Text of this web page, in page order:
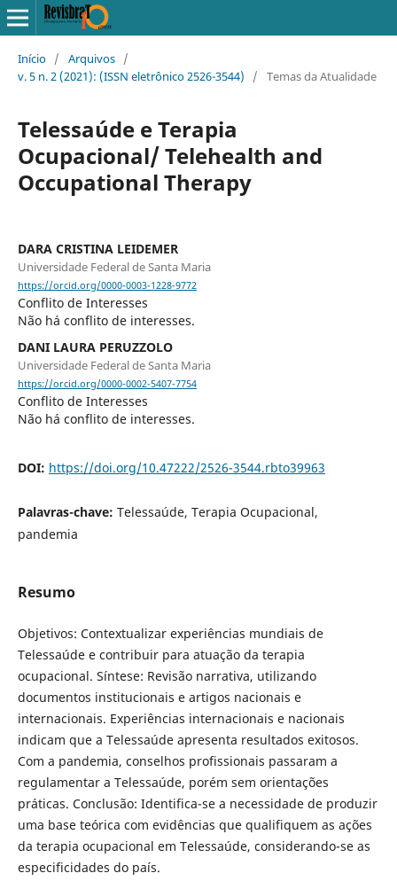
Início / Arquivos /
v. 5 n. 2 (2021): (ISSN eletrônico 2526-3544)
/ Temas da Atualidade
Telessaúde e Terapia
Ocupacional/ Telehealth and
Occupational Therapy
DARA CRISTINA LEIDEMER
Universidade Federal de Santa Maria
https://orcid.org/0000-0003-1228-9772
Conflito de Interesses
Não há conflito de interesses.
DANI LAURA PERUZZOLO
Universidade Federal de Santa Maria
https://orcid.org/0000-0002-5407-7754
Conflito de Interesses
Não há conflito de interesses.
DOI: https://doi.org/10.47222/2526-3544.rbto39963
Palavras-chave: Telessaúde, Terapia Ocupacional,
pandemia
Resumo
Objetivos: Contextualizar experiências mundiais de
Telessaúde e contribuir para atuação da terapia
ocupacional. Síntese: Revisão narrativa, utilizando
documentos institucionais e artigos nacionais e
internacionais. Experiências internacionais e nacionais
indicam que a Telessaúde apresenta resultados exitosos.
Com a pandemia, conselhos profissionais passaram a
regulamentar a Telessaúde, porém sem orientações
práticas. Conclusão: Identifica-se a necessidade de produzir
uma base teórica com evidências que qualifiquem as ações
da terapia ocupacional em Telessaúde, considerando-se as
especificidades do país.